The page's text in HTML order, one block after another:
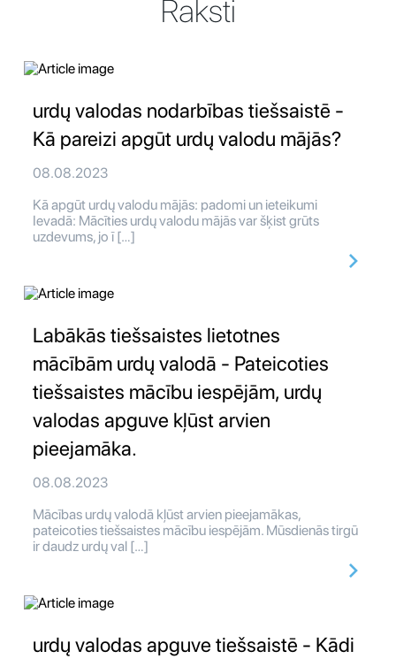
Raksti
urdų valodas nodarbības tiešsaistē -
Kā pareizi apgūt urdų valodu mājās?
08.08.2023
Kā apgūt urdų valodu mājās: padomi un ieteikumi
Ievadā: Mācīties urdų valodu mājās var šķist grūts
uzdevums, jo ī […]
Labākās tiešsaistes lietotnes
mācībām urdų valodā - Pateicoties
tiešsaistes mācību iespējām, urdų
valodas apguve kļūst arvien
pieejamāka.
08.08.2023
Mācības urdų valodā kļūst arvien pieejamākas,
pateicoties tiešsaistes mācību iespējām. Mūsdienās tirgū
ir daudz urdų val […]
urdų valodas apguve tiešsaistē - Kādi